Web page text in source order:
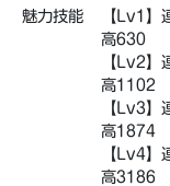
魅力技能
【Lv1】
高630
【Lv2】
高1102
【Lv3】
高1874
【Lv4】
高3186